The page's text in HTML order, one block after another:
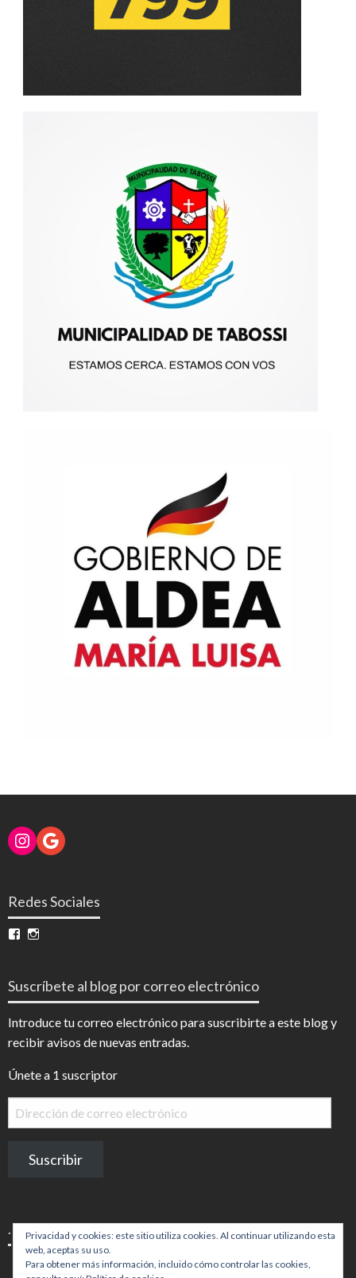
Instagram
Google
Redes Sociales
Ver
en en
Suscríbete al blog por correo electrónico
Introduce tu correo electrónico para suscribirte a este blog y
recibir avisos de nuevas entradas.
Únete a 1 suscriptor
Dirección
de
electrónico
Suscribir
.
Privacidad y cookies: este sitio utiliza cookies. Al continuar utilizando esta
web, aceptas su uso.
Para obtener más información, incluido cómo controlar las cookies,